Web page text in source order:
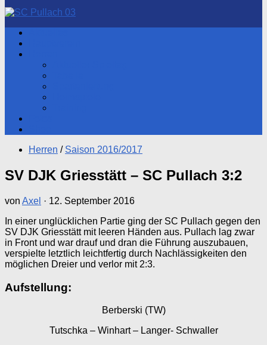
Herren / Saison 2016/2017
SV DJK Griesstätt – SC Pullach 3:2
von Axel · 12. September 2016
In einer unglücklichen Partie ging der SC Pullach gegen den
SV DJK Griesstätt mit leeren Händen aus. Pullach lag zwar
in Front und war drauf und dran die Führung auszubauen,
verspielte letztlich leichtfertig durch Nachlässigkeiten den
möglichen Dreier und verlor mit 2:3.
Aufstellung:
Berberski (TW)
Tutschka – Winhart – Langer- Schwaller